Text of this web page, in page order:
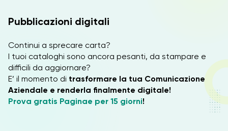
Pubblicazioni digitali
Continui a sprecare carta?
I tuoi cataloghi sono ancora pesanti, da stampare e
difficili da aggiornare?
E’ il momento di trasformare la tua Comunicazione
Aziendale e renderla finalmente digitale!
Prova gratis Paginae per 15 giorni!